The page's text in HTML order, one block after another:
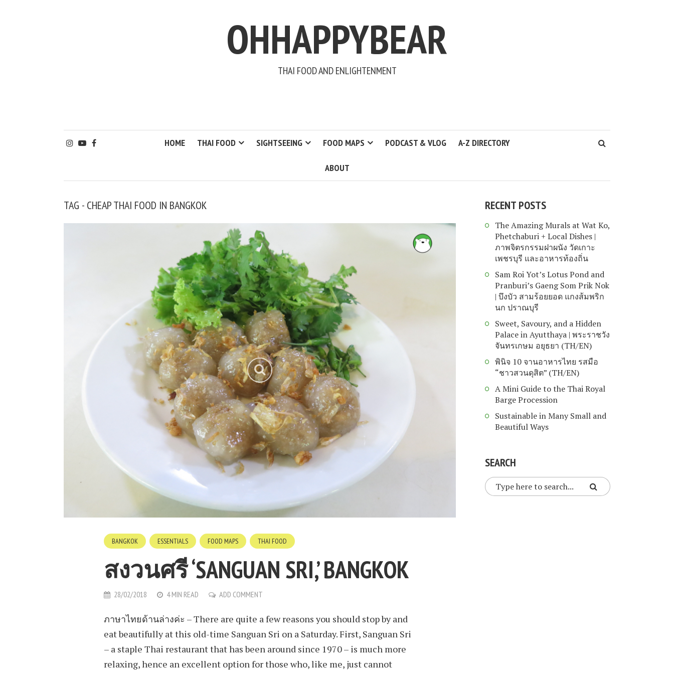
OHHAPPYBEAR
THAI FOOD AND ENLIGHTENMENT
HOME THAI FOOD SIGHTSEEING FOOD MAPS PODCAST & VLOG A-Z DIRECTORY
ABOUT
TAG - CHEAP THAI FOOD IN BANGKOK
BANGKOK ESSENTIALS FOOD MAPS THAI FOOD
สงวนศรี ‘SANGUAN SRI,’ BANGKOK
28/02/2018 4 MIN READ ADD COMMENT
ภาษาไทยด้านล่างค่ะ – There are quite a few reasons you should stop by and
eat beautifully at this old-time Sanguan Sri on a Saturday. First, Sanguan Sri
– a staple Thai restaurant that has been around since 1970 – is much more
relaxing, hence an excellent option for those who, like me, just cannot
RECENT POSTS
The Amazing Murals at Wat Ko,
Phetchaburi + Local Dishes |
ภาพจิตรกรรมฝาผนัง วัดเกาะ
เพชรบุรี และอาหารท้องถิ่น
Sam Roi Yot’s Lotus Pond and
Pranburi’s Gaeng Som Prik Nok
| บึงบัว สามร้อยยอด แกงส้มพริก
นก ปราณบุรี
Sweet, Savoury, and a Hidden
Palace in Ayutthaya | พระราชวัง
จันทรเกษม อยุธยา (TH/EN)
พินิจ 10 จานอาหารไทย รสมือ
“ชาวสวนดุสิต” (TH/EN)
A Mini Guide to the Thai Royal
Barge Procession
Sustainable in Many Small and
Beautiful Ways
SEARCH